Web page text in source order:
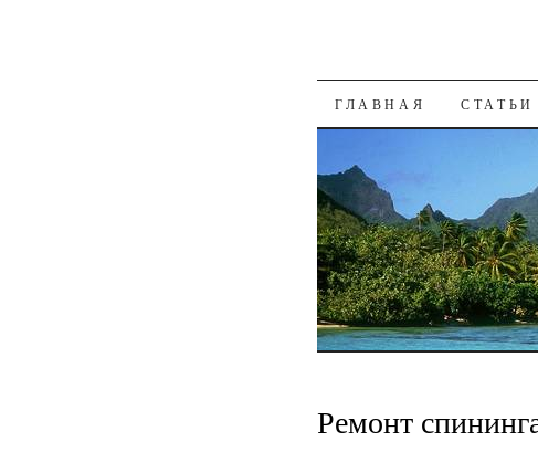
К СОДЕРЖАНИЮ
ГЛАВНАЯ СТАТЬИ
Ремонт